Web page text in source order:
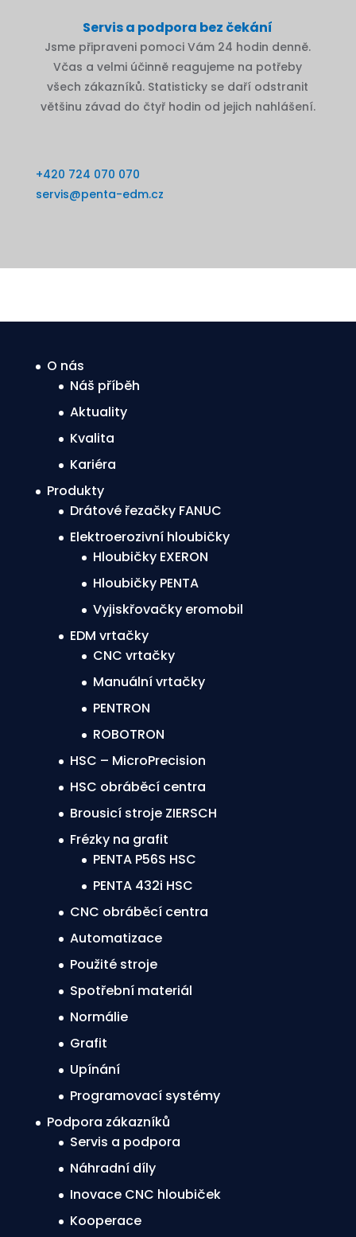
Servis a podpora bez čekání
Jsme připraveni pomoci Vám 24 hodin denně.
Včas a velmi účinně reagujeme na potřeby
všech zákazníků. Statisticky se daří odstranit
většinu závad do čtyř hodin od jejich nahlášení.
+420 724 070 070
servis@penta-edm.cz
O nás
Náš příběh
Aktuality
Kvalita
Kariéra
Produkty
Drátové řezačky FANUC
Elektroerozivní hloubičky
Hloubičky EXERON
Hloubičky PENTA
Vyjiskřovačky eromobil
EDM vrtačky
CNC vrtačky
Manuální vrtačky
PENTRON
ROBOTRON
HSC – MicroPrecision
HSC obráběcí centra
Brousicí stroje ZIERSCH
Frézky na grafit
PENTA P56S HSC
PENTA 432i HSC
CNC obráběcí centra
Automatizace
Použité stroje
Spotřební materiál
Normálie
Grafit
Upínání
Programovací systémy
Podpora zákazníků
Servis a podpora
Náhradní díly
Inovace CNC hloubiček
Kooperace